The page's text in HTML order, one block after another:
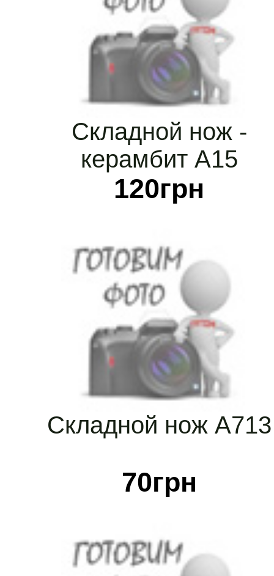
120грн
Складной нож -
керамбит А15
70грн
Складной нож А713